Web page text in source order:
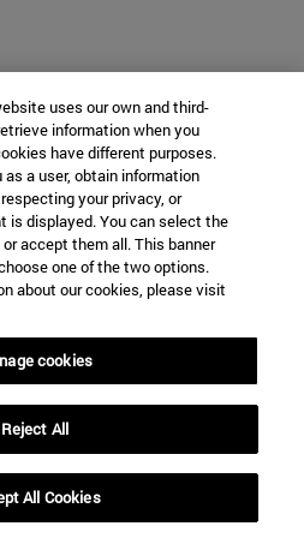
uses our own and third-
information when you
have different purposes.
a user, obtain information
your privacy, or
is displayed. You can select the
accept them all. This banner
one of the two options.
about our cookies, please visit
cookies
Reject All
All Cookies